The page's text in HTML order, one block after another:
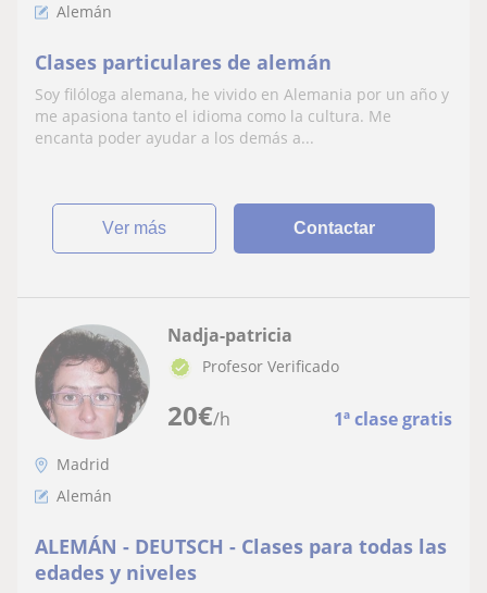
Alemán
Clases particulares de alemán
Soy filóloga alemana, he vivido en Alemania por un año y
me apasiona tanto el idioma como la cultura. Me
encanta poder ayudar a los demás a...
ver más Contactar
20€/h 1ª clase gratis
Nadja-patricia
Profesor Verificado
Madrid
Alemán
ALEMÁN - DEUTSCH - Clases para todas las
edades y niveles